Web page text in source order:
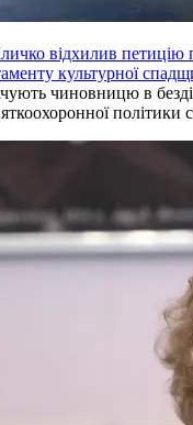
відхилив петицію
культурної
чиновницю в
політики